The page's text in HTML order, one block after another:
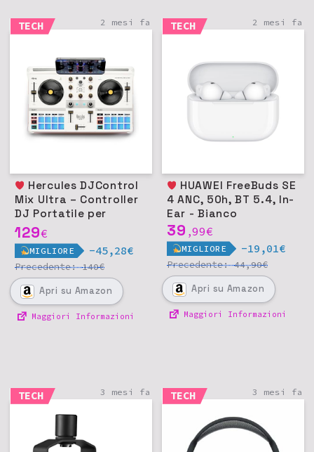
TECH 2 mesi fa
Mix Ultra – Controller
DJ Portatile per
Smartphone
(iOS/Android)
129€
MIGLIORE -45,28€
Precedente:140€
Apri su Amazon
Maggiori Informazioni
TECH 2 mesi fa
4 ANC, 50h, BT 5.4, In-
Ear - Bianco
39 ,99€
MIGLIORE -19,01€
Precedente:44,90€
Apri su Amazon
Maggiori Informazioni
TECH 3 mesi fa TECH 3 mesi fa